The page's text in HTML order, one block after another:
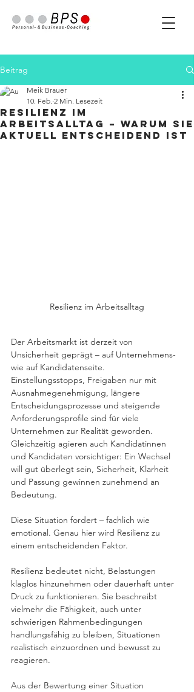
Beitrag
Resilienz im
Arbeitsalltag – warum sie
aktuell entscheidend ist
Meik Brauer
10. Feb. 2 Min. Lesezeit
Resilienz im Arbeitsalltag
Der Arbeitsmarkt ist derzeit von
Unsicherheit geprägt – auf Unternehmens-
wie auf Kandidatenseite.
Einstellungsstopps, Freigaben nur mit
Ausnahmegenehmigung, längere
Entscheidungsprozesse und steigende
Anforderungsprofile sind für viele
Unternehmen zur Realität geworden.
Gleichzeitig agieren auch Kandidatinnen
und Kandidaten vorsichtiger: Ein Wechsel
will gut überlegt sein, Sicherheit, Klarheit
und Passung gewinnen zunehmend an
Bedeutung.
Diese Situation fordert – fachlich wie
emotional. Genau hier wird Resilienz zu
einem entscheidenden Faktor.
Resilienz bedeutet nicht, Belastungen
klaglos hinzunehmen oder dauerhaft unter
Druck zu funktionieren. Sie beschreibt
vielmehr die Fähigkeit, auch unter
schwierigen Rahmenbedingungen
handlungsfähig zu bleiben, Situationen
realistisch einzuordnen und bewusst zu
reagieren.
Aus der Bewertung einer Situation